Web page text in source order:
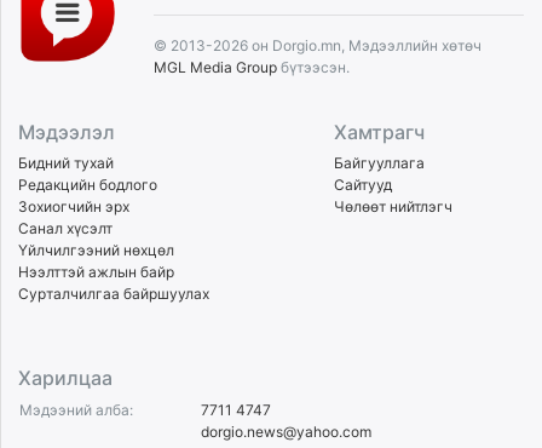
© 2013-2026 он Dorgio.mn, Мэдээллийн хөтөч
MGL Media Group бүтээсэн.
Мэдээлэл
Бидний тухай
Редакцийн бодлого
Зохиогчийн эрх
Санал хүсэлт
Үйлчилгээний нөхцөл
Нээлттэй ажлын байр
Сурталчилгаа байршуулах
Хамтрагч
Байгууллага
Сайтууд
Чөлөөт нийтлэгч
Харилцаа
Мэдээний алба:
7711 4747
dorgio.news@yahoo.com